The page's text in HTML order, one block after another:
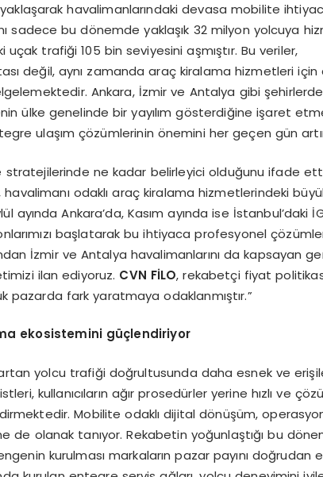
havalimanlarındaki devasa mobilite
sadece bu dönemde yaklaşık 32 milyon yolcuya
uçak trafiği 105 bin seviyesini aşmıştır. Bu veriler,
değil, aynı zamanda araç kiralama hizmetleri için
Ankara, İzmir ve Antalya gibi
ülke genelinde bir yayılım gösterdiğine işaret
ulaşım çözümlerinin önemini her geçen gün
ne kadar belirleyici olduğunu ifade
odaklı araç kiralama hizmetlerindeki
ayında Ankara’da, Kasım ayında ise İstanbul’daki
başlatarak bu ihtiyaca profesyonel
İzmir ve Antalya havalimanlarını da kapsayan
ilan ediyoruz. CVN FİLO, rekabetçi fiyat
pazarda fark yaratmaya odaklanmıştır.”
ekosistemini güçlendiriyor
yolcu trafiği doğrultusunda daha esnek ve
kullanıcıların ağır prosedürler yerine hızlı ve
Mobilite odaklı dijital dönüşüm,
de olanak tanıyor. Rekabetin yoğunlaştığı bu
kurulması markaların pazar payını doğrudan